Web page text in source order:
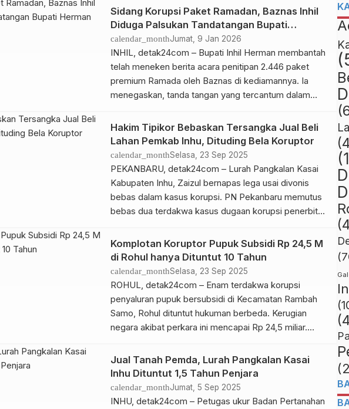
lanjutan sidang korupsi terkait pemerasan Dinas
PUPR-PPKP Riau, di Pengadilan Tipikor Pekanbaru,
Kamis (09/04/26). Sekdaprov Riau Syahrial […]
Sidang Korupsi Paket Ramadan, Baznas Inhil
Diduga Palsukan Tandatangan Bupati
Herman
calendar_monthJumat, 9 Jan 2026
INHIL, detak24com – Bupati Inhil Herman membantah
telah meneken berita acara penitipan 2.446 paket
premium Ramada oleh Baznas di kediamannya. Ia
menegaskan, tanda tangan yang tercantum dalam
disampaikan Herman saat memberikan keterangan
sebagai saksi dalam sidang perkara dugaan tindak
pidana korupsi pengadaan Paket Premium Ramadan
Baznas Kabupaten Inhil Tahun […]
Hakim Tipikor Bebaskan Tersangka Jual Beli
Lahan Pemkab Inhu, Dituding Bela Koruptor
calendar_monthSelasa, 23 Sep 2025
PEKANBARU, detak24com – Lurah Pangkalan Kasai
Kabupaten Inhu, Zaizul bernapas lega usai divonis
bebas dalam kasus korupsi. PN Pekanbaru memutus
bebas dua terdakwa kasus dugaan korupsi penerbitan
Rp 1,7 miliar. Putusan dibacakan hakim Jonson
Parancis dalam sidang di Pengadilan Tipikor
Pekanbaru, Senin (22/09/25). Zaizul merupakan Lurah
Pangkalan […]
Komplotan Koruptor Pupuk Subsidi Rp 24,5 M
di Rohul hanya Dituntut 10 Tahun
calendar_monthSelasa, 23 Sep 2025
ROHUL, detak24com – Enam terdakwa korupsi
penyaluran pupuk bersubsidi di Kecamatan Rambah
Samo, Rohul dituntut hukuman berbeda. Kerugian
negara akibat perkara ini mencapai Rp 24,5 miliar.
persidangan yang berlangsung di Pengadilan Tipikor
Pekanbaru, Senin (22/09/25). Keenam terdakwa
merupakan pemilik kios atau koperasi pengecer resmi
pupuk bersubsidi di wilayah […]
Jual Tanah Pemda, Lurah Pangkalan Kasai
Inhu Dituntut 1,5 Tahun Penjara
calendar_monthJumat, 5 Sep 2025
INHU, detak24com – Petugas ukur Badan Pertanahan